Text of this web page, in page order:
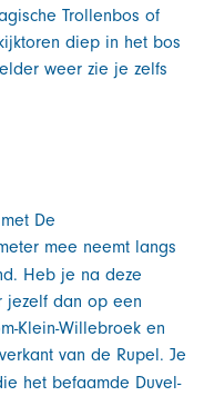
Trollenbos of
diep in het bos
weer zie je zelfs
De
mee neemt langs
Heb je na deze
jezelf dan op een
Klein-Willebroek en
van de Rupel. Je
het befaamde Duvel-